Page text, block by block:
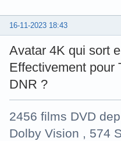
16-11-2023 18:43
Avatar 4K qui sort
Effectivement pour
DNR ?
2456 films DVD
Dolby Vision , 574